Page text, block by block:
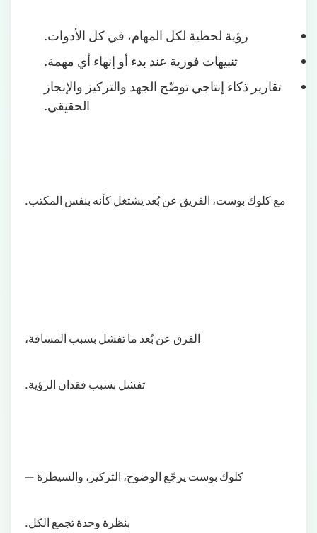
رؤية لحظية لكل المهام، في كل الأدوات.
تنبيهات فورية عند بدء أو إنهاء أي مهمة.
تقارير ذكاء إنتاجي توضّح الجهد والتركيز والإنجاز
الحقيقي.
مع كلوك بوست، الفريق عن بُعد يشتغل كأنه بنفس المكتب.
الفرق عن بُعد ما تفشل بسبب المسافة،
تفشل بسبب فقدان الرؤية.
كلوك بوست يرجّع الوضوح، التركيز، والسيطرة —
بنظرة وحدة تجمع الكل.